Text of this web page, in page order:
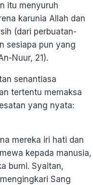
itu menyuruh
karunia Allah dan
(dari perbuatan-
sesiapa pun yang
Nuur, 21).
senantiasa
tertentu memaksa
yang nyata:
mereka iri hati dan
kepada manusia,
bumi. Syaitan,
Sang